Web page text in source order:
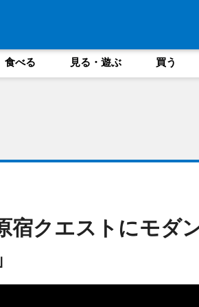
食べる 見る・遊ぶ 買う
宿クエストにモダ